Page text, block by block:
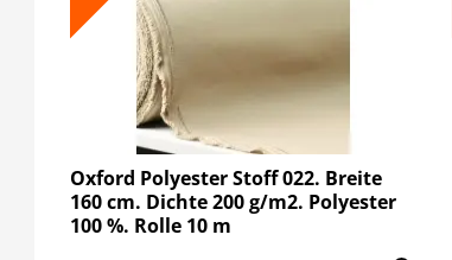
Oxford Polyester Stoff 022. Breite
160 cm. Dichte 200 g/m2. Polyester
100 %. Rolle 10 m